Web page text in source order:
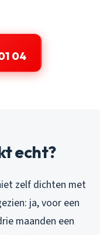
04
echt?
zelf dichten met
ja, voor een
maanden een